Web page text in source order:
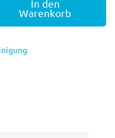
In den
Warenkorb